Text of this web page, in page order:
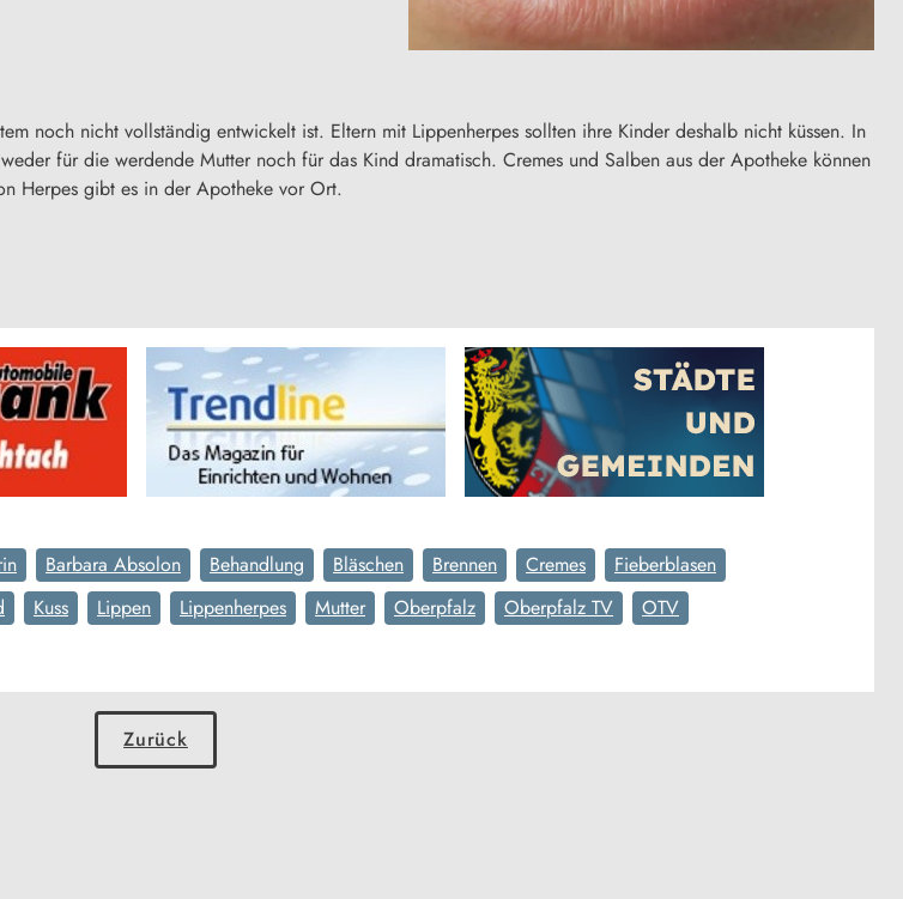
noch nicht vollständig entwickelt ist. Eltern mit Lippenherpes sollten ihre Kinder deshalb nicht küssen. In
für die werdende Mutter noch für das Kind dramatisch. Cremes und Salben aus der Apotheke können
Herpes gibt es in der Apotheke vor Ort.
Barbara Absolon Behandlung Bläschen Brennen Cremes
Fieberblasen
Kuss Lippen Lippenherpes Mutter Oberpfalz Oberpfalz TV
OTV
Zurück